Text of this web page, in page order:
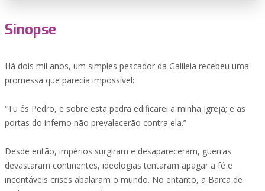
Sinopse
Há dois mil anos, um simples pescador da Galileia recebeu uma
promessa que parecia impossível:
“Tu és Pedro, e sobre esta pedra edificarei a minha Igreja; e as
portas do inferno não prevalecerão contra ela.”
Desde então, impérios surgiram e desapareceram, guerras
devastaram continentes, ideologias tentaram apagar a fé e
incontáveis crises abalaram o mundo. No entanto, a Barca de